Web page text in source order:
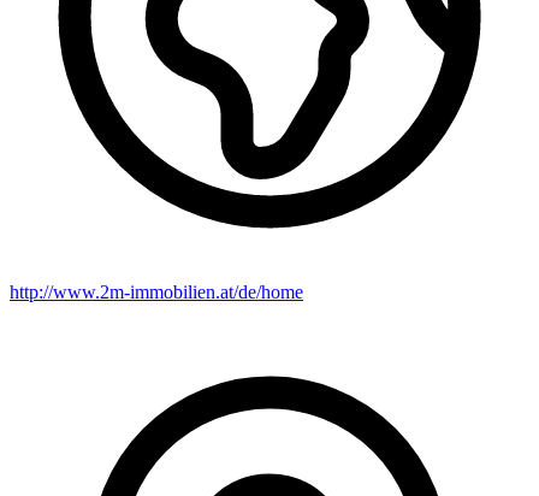
http://www.2m-immobilien.at/de/home